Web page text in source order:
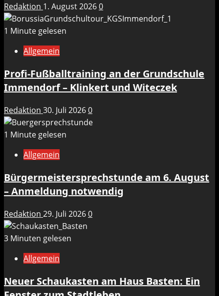
Redaktion 1. August 20260
1 Minute gelesen
Allgemein
Profi-Fußballtraining an der Grundschule
Immendorf – Klinkert und Witeczek
Redaktion 30. Juli 20260
1 Minute gelesen
Allgemein
Bürgermeistersprechstunde am 6. August
– Anmeldung notwendig
Redaktion 29. Juli 20260
3 Minuten gelesen
Allgemein
Neuer Schaukasten am Haus Basten: Ein